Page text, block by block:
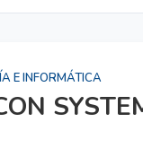
E INFORMÁTICA